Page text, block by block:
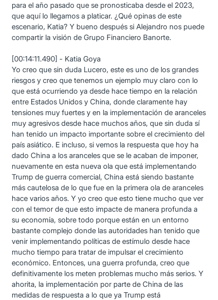
para el año pasado que se pronosticaba desde el 2023,
que aquí lo llegamos a platicar. ¿Qué opinas de este
escenario, Katia? Y bueno después si Alejandro nos puede
compartir la visión de Grupo Financiero Banorte.
[00:14:11.490] - Katia Goya
Yo creo que sin duda Lucero, este es uno de los grandes
riesgos y creo que tenemos un ejemplo muy claro con lo
que está ocurriendo ya desde hace tiempo en la relación
entre Estados Unidos y China, donde claramente hay
tensiones muy fuertes y en la implementación de aranceles
muy agresivos desde hace muchos años, que sin duda sí
han tenido un impacto importante sobre el crecimiento del
país asiático. E incluso, si vemos la respuesta que hoy ha
dado China a los aranceles que se le acaban de imponer,
nuevamente en esta nueva ola que está implementando
Trump de guerra comercial, China está siendo bastante
más cautelosa de lo que fue en la primera ola de aranceles
hace varios años. Y yo creo que esto tiene mucho que ver
con el temor de que esto impacte de manera profunda a
su economía, sobre todo porque están en un entorno
bastante complejo donde las autoridades han tenido que
venir implementando políticas de estímulo desde hace
mucho tiempo para tratar de impulsar el crecimiento
económico. Entonces, una guerra profunda, creo que
definitivamente los meten problemas mucho más serios. Y
ahorita, la implementación por parte de China de las
medidas de respuesta a lo que ya Trump está